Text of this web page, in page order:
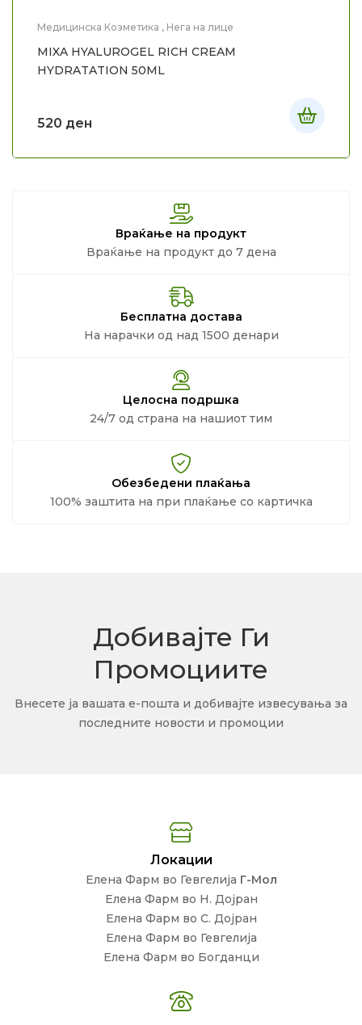
Медицинска Козметика , Нега на лице
MIXA HYALUROGEL RICH CREAM
HYDRATATION 50ML
520 ден
Враќање на продукт
Враќање на продукт до 7 дена
Бесплатна достава
На нарачки од над 1500 денари
Целосна подршка
24/7 од страна на нашиот тим
Обезбедени плаќања
100% заштита на при плаќање со картичка
Добивајте Ги
Промоциите
Внесете ја вашата е-пошта и добивајте извесувања за
последните новости и промоции
Локации
Елена Фарм во Гевгелија Г-Мол
Елена Фарм во Н. Дојран
Елена Фарм во С. Дојран
Елена Фарм во Гевгелија
Елена Фарм во Богданци